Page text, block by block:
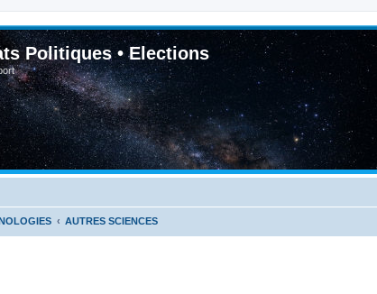
Politiques • Elections
AUTRES SCIENCES